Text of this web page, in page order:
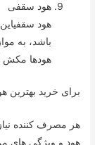
هود سقفی
هود
باشد، به
هودها مکش
برای خرید بهترین
هر مصرف کننده
هود و ویژگی های